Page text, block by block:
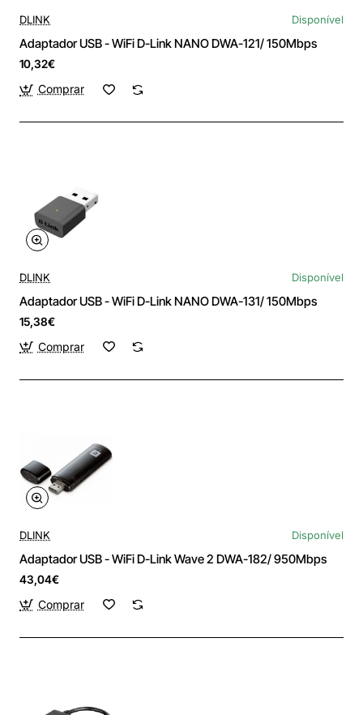
DLINK Disponível
Adaptador USB - WiFi D-Link NANO DWA-121/ 150Mbps
10,32€
Comprar
DLINK Disponível
Adaptador USB - WiFi D-Link NANO DWA-131/ 150Mbps
15,38€
Comprar
DLINK Disponível
Adaptador USB - WiFi D-Link Wave 2 DWA-182/ 950Mbps
43,04€
Comprar